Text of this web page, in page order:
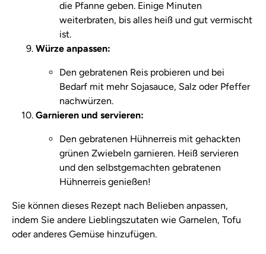
die Pfanne geben. Einige Minuten
weiterbraten, bis alles heiß und gut vermischt
ist.
Würze anpassen:
Den gebratenen Reis probieren und bei
Bedarf mit mehr Sojasauce, Salz oder Pfeffer
nachwürzen.
Garnieren und servieren:
Den gebratenen Hühnerreis mit gehackten
grünen Zwiebeln garnieren. Heiß servieren
und den selbstgemachten gebratenen
Hühnerreis genießen!
Sie können dieses Rezept nach Belieben anpassen,
indem Sie andere Lieblingszutaten wie Garnelen, Tofu
oder anderes Gemüse hinzufügen.